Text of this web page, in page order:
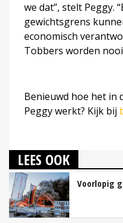
we dat”, stelt Peggy.
gewichtsgrens
economisch
Tobbers worden
Benieuwd hoe het in
Peggy werkt? Kijk bij
LEES OOK
Voorlopig